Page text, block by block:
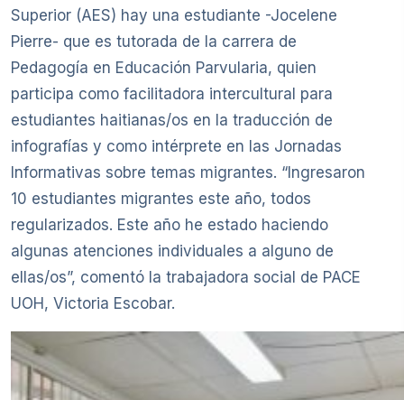
Superior (AES) hay una estudiante -Jocelene
Pierre- que es tutorada de la carrera de
Pedagogía en Educación Parvularia, quien
participa como facilitadora intercultural para
estudiantes haitianas/os en la traducción de
infografías y como intérprete en las Jornadas
Informativas sobre temas migrantes. “Ingresaron
10 estudiantes migrantes este año, todos
regularizados. Este año he estado haciendo
algunas atenciones individuales a alguno de
ellas/os”, comentó la trabajadora social de PACE
UOH, Victoria Escobar.